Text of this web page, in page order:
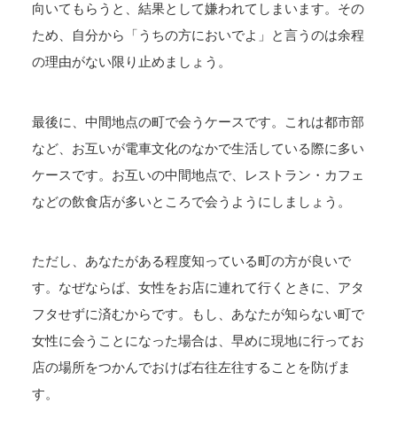
向いてもらうと、結果として嫌われてしまいます。その
ため、自分から「うちの方においでよ」と言うのは余程
の理由がない限り止めましょう。
最後に、中間地点の町で会うケースです。これは都市部
など、お互いが電車文化のなかで生活している際に多い
ケースです。お互いの中間地点で、レストラン・カフェ
などの飲食店が多いところで会うようにしましょう。
ただし、あなたがある程度知っている町の方が良いで
す。なぜならば、女性をお店に連れて行くときに、アタ
フタせずに済むからです。もし、あなたが知らない町で
女性に会うことになった場合は、早めに現地に行ってお
店の場所をつかんでおけば右往左往することを防げま
す。